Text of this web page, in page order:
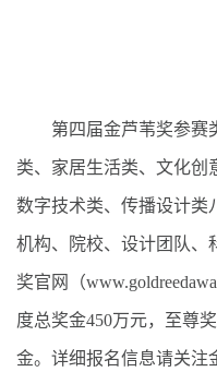
第四届金芦苇奖参赛
类、家居生活类、文化创
数字技术类、传播设计类
机构、院校、设计团队、
奖官网（
度总奖金450万元，至尊
金。详细报名信息请关注